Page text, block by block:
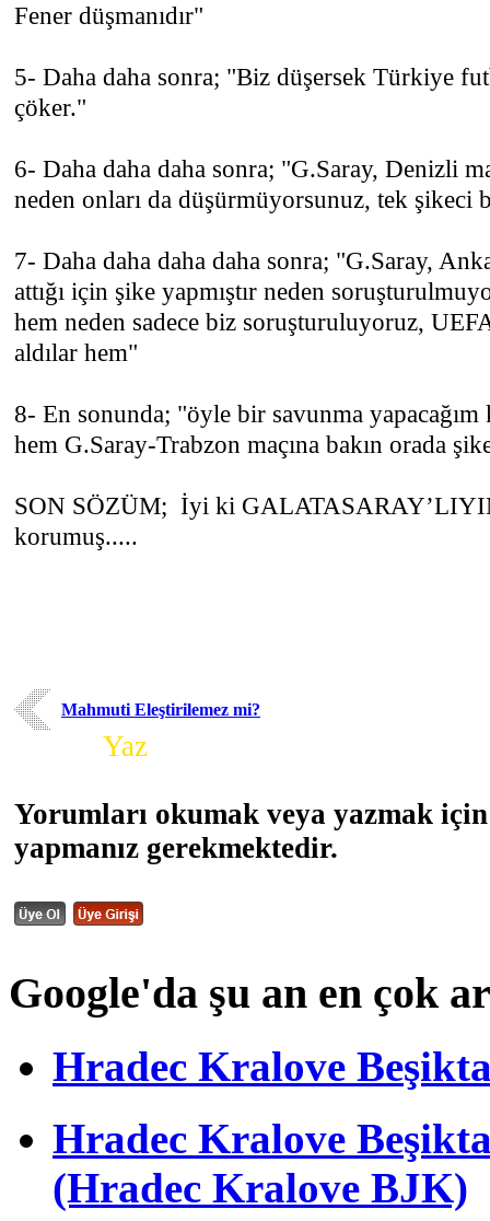
Fener düşmanıdır"
5- Daha daha sonra; "Biz düşersek Türkiye
çöker."
6- Daha daha daha sonra; "G.Saray, Denizli
neden onları da düşürmüyorsunuz, tek şikeci
7- Daha daha daha daha sonra; "G.Saray,
attığı için şike yapmıştır neden
hem neden sadece biz soruşturuluyoruz,
aldılar hem"
8- En sonunda; "öyle bir savunma
hem G.Saray-Trabzon maçına bakın orada
SON SÖZÜM; İyi ki
korumuş.....
Mahmuti Eleştirilemez mi?
Yaz
Yorumları okumak veya yazmak
yapmanız gerekmektedir.
Google'da şu an en çok
Hradec Kralove
Hradec Kralove
(Hradec Kralove BJK)